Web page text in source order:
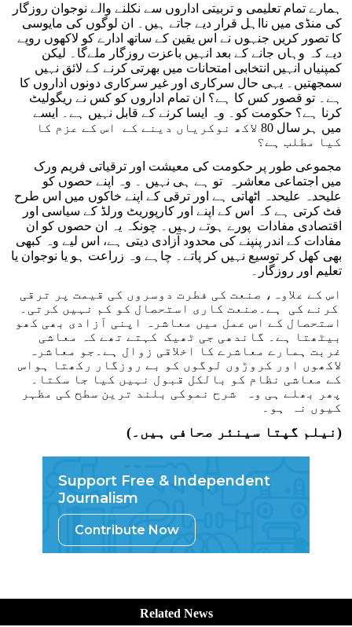
ہمارے تمام تعلیمی و تربیتی اداروں سے نکلنے والے نوجوان روزگار
کی منڈی میں نااہل قرار دیے جاتے ہیں۔ ان لوگوں کی مایوسی
کا تصور کریں جنہوں نے اس یقین کے ساتھ ادارے کو لاکھوں روپے
دیے کہ وہاں جانے کے بعد انہیں باعزت روزگار ملےگا۔ لیکن
کمپنیاں انہیں انتخابی امتحانات میں بھرتی کرنے کے لائق نہیں
سمجھتیں۔ یہی حال سرکاری اور غیر سرکاری دونوں اداروں کا
ہے۔ تو قصور کس کا ہے؟ ان تمام اداروں کو کس نے ریگولیٹ
کرنا ہے؟ حکومت کو۔ وہ ایسا کرنے کے قابل نہیں ہے۔ ایسے
میں ہر سال 80 لاکھ نوکریاں دینے کے اس کے عزم کا
کیا مطلب ہے؟
مجموعی طور پر حکومت کی معیشت اور ترقیاتی فریم ورک
میں اجتماعی معاشرہ تو ہے ہی نہیں ۔ وہ اپنے حصوں کو
علیحدہ علیحدہ اٹھاتی ہے اور ترقی کے اپنے خاکوں میں اس طرح
فٹ کرتی ہے کہ اس کے اپنے اور کارپوریٹ ورلڈ کے سیاسی اور
اقتصادی مفادات پورے ہوتے رہیں۔ چونکہ یہ ان حصوں کو ان
مفادات کے اندر پنپنے کی محدود آزادی دیتی ہے، اس لیے وہ کبھی
بھی کھل کر توسیع نہیں کر پاتے۔ چاہے وہ زراعت ہو یا نوجوان یا
تعلیم اور روزگار۔
اس کے علاوہ، صنعت کی فطرت دوسروں کی قیمت پر ترقی
کرنے کی ہے۔صنعت کاری استحصال کو کم نہیں کرتی۔
استحصال کے اس عمل میں معاشرہ اپنی آزادی بھی کھو
بیٹھتا ہے۔ گاندھی جی ٹھیک کہتے تھے کہ معاشی
غربت ہمارے معاشرے کا اخلاقی زوال ہے۔جو معاشرہ
لاکھوں اور کروڑوں لوگوں کو بے روزگار رکھتا ہواس
کے معاشی نظام کو بالکل قبول نہیں کیا جا سکتا۔
پھر بھلے ہی وہ شرح نموکی بلند ترین سطح کی مظہر
کیوں نہ ہو۔
(نیلم گپتا سینئر صحافی ہیں۔)
Support Free & Independent
Journalism
Contribute Now
Related News